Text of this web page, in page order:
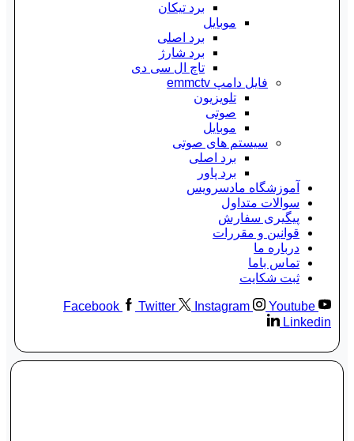
برد تیکان
موبایل
برد اصلی
برد شارژ
تاچ ال سی دی
فایل دامپ emmctv
تلویزیون
صوتی
موبایل
سیستم های صوتی
برد اصلی
برد پاور
آموزشگاه مادسرویس
سوالات متداول
پیگیری سفارش
قوانین و مقررات
درباره ما
تماس باما
ثبت شکایت
Facebook Twitter Instagram
Youtube
Linkedin